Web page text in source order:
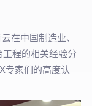
在中国制造业、
程的相关经验分
专家们的高度认